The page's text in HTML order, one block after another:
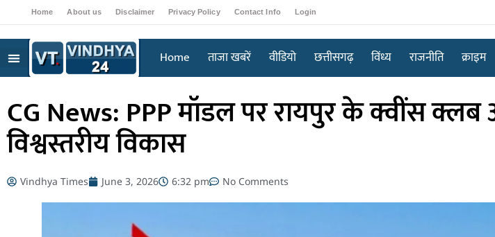
Home About us Disclaimer Privacy Policy Contact Info Login
Home ताजा खबरें वीडियो छत्तीसगढ़ विंध्य राजनीति क्राइम
CG News: PPP मॉडल पर रायपुर के क्वींस क्लब
विश्वस्तरीय विकास
Vindhya Times June 3, 2026 6:32 pm No Comments